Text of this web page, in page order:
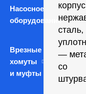
Насосное
оборудование
Врезные
хомуты
и муфты
сталь,
—
со